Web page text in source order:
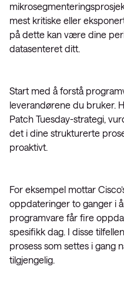
mest kritiske eller
på dette kan være dine
datasenteret ditt.
Start med å forstå
leverandørene du bruker.
Patch Tuesday-strategi,
det i dine strukturerte
proaktivt.
For eksempel mottar
oppdateringer to ganger i
programvare får fire
spesifikk dag. I disse
prosess som settes i gang
tilgjengelig.